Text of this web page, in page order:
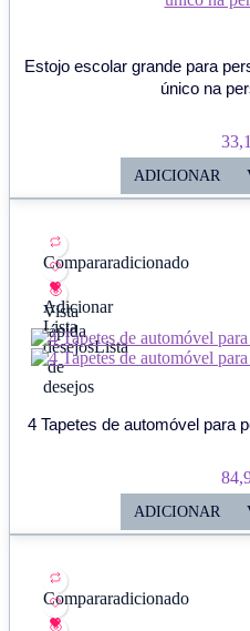
Estojo escolar grande para
único na
ADICIONAR
Compararadicionado
Adicionar
Lista
desejosLista
de
desejos
Vista
rápida
4 Tapetes de automóvel para
ADICIONAR
Compararadicionado